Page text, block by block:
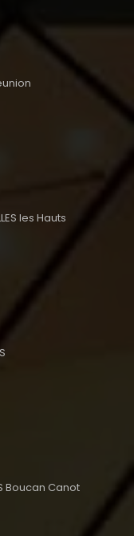
les Hauts
Boucan Canot